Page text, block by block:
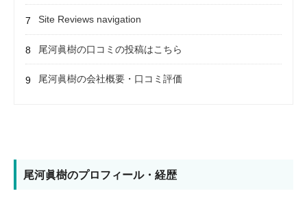
Site Reviews navigation
尾河眞樹の口コミの投稿はこちら
尾河眞樹の会社概要・口コミ評価
尾河眞樹のプロフィール・経歴